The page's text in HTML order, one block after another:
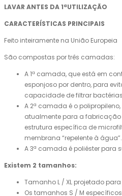
LAVAR ANTES DA 1ªUTILIZAÇÃO
CARACTERÍSTICAS PRINCIPAIS
Feito inteiramente na União Europeia
São compostas por três camadas:
A 1ª camada, que está em
esponjoso por dentro, para
capacidade de filtrar
A 2ª camada é o
atualmente para a
estrutura específica de
membrana “repelente à água”.
A 3ª camada é poliéster
Existem 2 tamanhos:
Tamanho L / XL projetado
Os tamanhos S / M